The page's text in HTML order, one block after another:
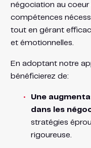
négociation au
compétences
tout en gérant
et émotionnelles.
En adoptant notre
bénéficierez de:
Une
dans les
stratégies
rigoureuse.